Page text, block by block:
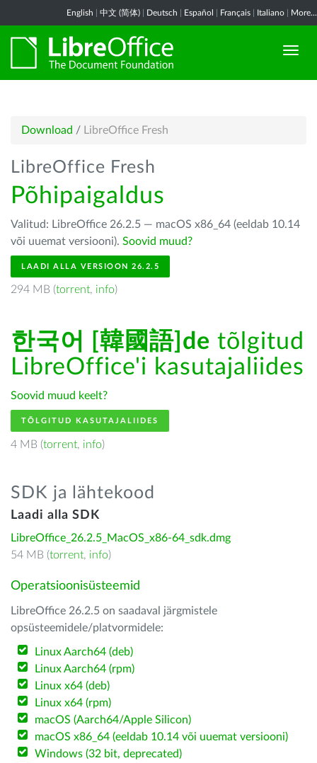
English 中文 (简体) Deutsch Español Français Italiano More...
Download / LibreOffice Fresh
LibreOffice Fresh
Põhipaigaldus
Valitud: LibreOffice 26.2.5 — macOS x86_64 (eeldab 10.14
või uuemat versiooni). Soovid muud?
LAADI ALLA VERSIOON 26.2.5
294 MB (torrent, info)
한국어 [韓國語]de tõlgitud
LibreOffice'i kasutajaliides
Soovid muud keelt?
TÕLGITUD KASUTAJALIIDES
4 MB (torrent, info)
SDK ja lähtekood
Laadi alla SDK
LibreOffice_26.2.5_MacOS_x86-64_sdk.dmg
54 MB (torrent, info)
Operatsioonisüsteemid
LibreOffice 26.2.5 on saadaval järgmistele
opsüsteemidele/platvormidele:
Linux Aarch64 (deb)
Linux Aarch64 (rpm)
Linux x64 (deb)
Linux x64 (rpm)
macOS (Aarch64/Apple Silicon)
macOS x86_64 (eeldab 10.14 või uuemat versiooni)
Windows (32 bit, deprecated)